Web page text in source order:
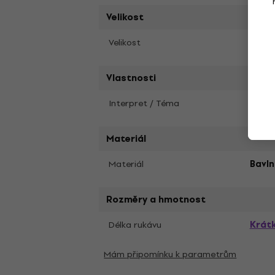
Velikost
Velikost
Vlastnosti
Interpret / Téma
Materiál
Materiál
Rozměry a hmotnost
Délka rukávu
Mám připomínku k parametrům